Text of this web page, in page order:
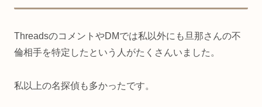
ThreadsのコメントやDMでは私以外にも旦那さんの不
倫相手を特定したという人がたくさんいました。
私以上の名探偵も多かったです。